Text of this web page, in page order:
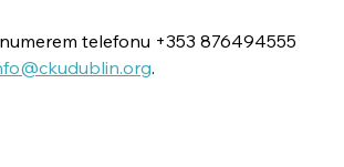
telefonu +353 876494555
.